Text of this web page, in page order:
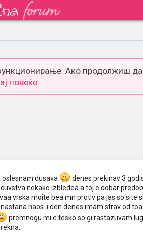
Ако продолжиш
повеќе.
dusava
denes prekinav 3
nekako izbledea.a toj e dobar
vrska moite bea mn protiv pa jas so site
haos. i den denes imam strav od
premnogu mi e tesko so gi rastazuvam